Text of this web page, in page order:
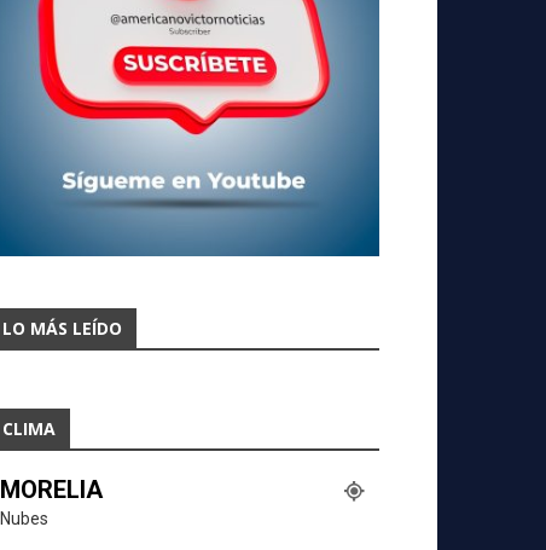
LO MÁS LEÍDO
CLIMA
MORELIA
Nubes